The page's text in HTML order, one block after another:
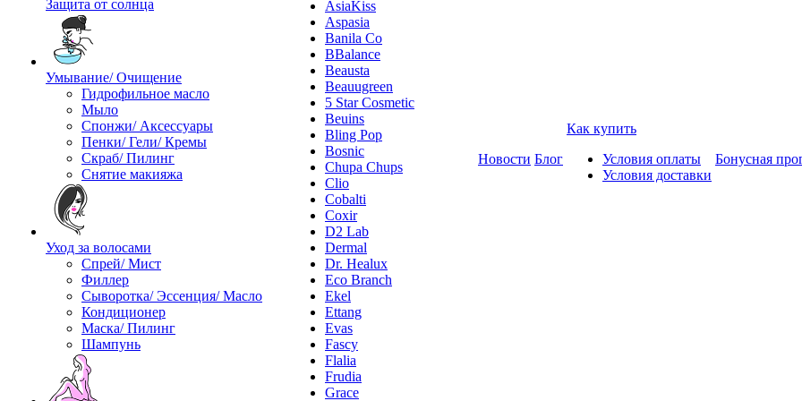
Защита от солнца
Умывание/ Очищение
Гидрофильное масло
Мыло
Спонжи/ Аксессуары
Пенки/ Гели/ Кремы
Скраб/ Пилинг
Снятие макияжа
Уход за волосами
Спрей/ Мист
Филлер
Сыворотка/ Эссенция/ Масло
Кондиционер
Маска/ Пилинг
Шампунь
AsiaKiss
Aspasia
Banila Co
BBalance
Beausta
Beauugreen
5 Star Cosmetic
Beuins
Bling Pop
Bosnic
Chupa Chups
Clio
Cobalti
Coxir
D2 Lab
Dermal
Dr. Healux
Eco Branch
Ekel
Ettang
Evas
Fascy
Flalia
Frudia
Grace
Новости Блог
Как купить
Условия оплаты
Условия доставки
Бонусная